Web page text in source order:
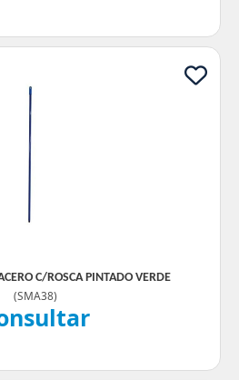
C/ROSCA PINTADO VERDE
(SMA38)